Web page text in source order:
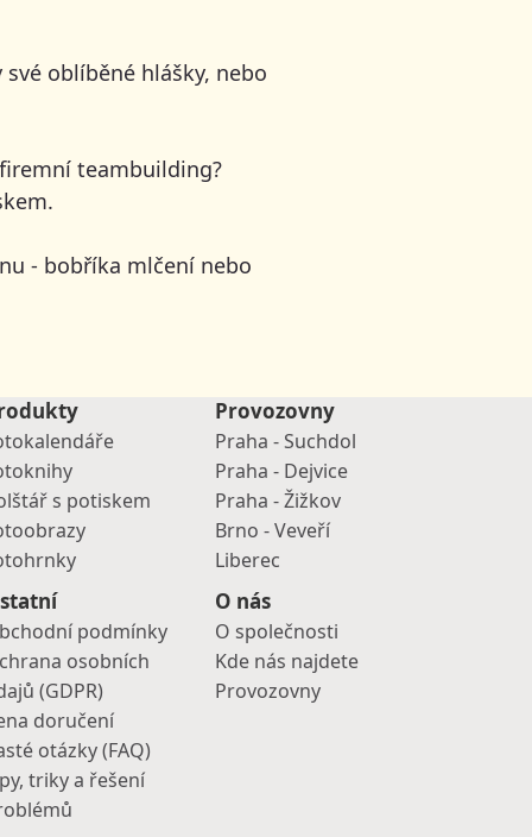
oblíběné hlášky, nebo
teambuilding?
- bobříka mlčení nebo
s potiskem
Provozovny
Praha - Suchdol
Praha - Dejvice
Praha - Žižkov
Brno - Veveří
Liberec
podmínky
osobních
(GDPR)
doručení
otázky (FAQ)
triky a řešení
O nás
O společnosti
Kde nás najdete
Provozovny